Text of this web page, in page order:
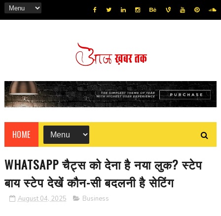
HOME
WHATSAPP चैट्स को देना है नया लुक? स्टेप
बाय स्टेप देखें कौन-सी बदलनी है सेटिंग
August 04, 2025 Business